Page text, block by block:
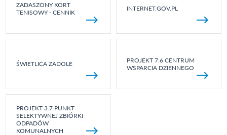
ZADASZONY KORT
TENISOWY - CENNIK
INTERNET.GOV.PL
ŚWIETLICA ZADOLE
PROJEKT 7.6 CENTRUM
WSPARCIA DZIENNEGO
PROJEKT 3.7 PUNKT
SELEKTYWNEJ ZBIÓRKI
ODPADÓW
KOMUNALNYCH